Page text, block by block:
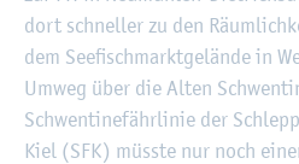
dort schnel­ler zu den
dem See­fisch­markt­ge­län­de in
Umweg über die Alten
Schwen­ti­ne­fähr­li­nie der
Kiel (SFK) müss­te nur noch